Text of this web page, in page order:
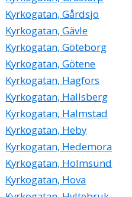
Kyrkogatan, Gårdsjö
Kyrkogatan, Gävle
Kyrkogatan, Göteborg
Kyrkogatan, Götene
Kyrkogatan, Hagfors
Kyrkogatan, Hallsberg
Kyrkogatan, Halmstad
Kyrkogatan, Heby
Kyrkogatan, Hedemora
Kyrkogatan, Holmsund
Kyrkogatan, Hova